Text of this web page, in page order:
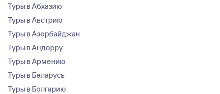
Туры в Абхазию
Туры в Австрию
Туры в Азербайджан
Туры в Андорру
Туры в Армению
Туры в Беларусь
Туры в Болгарию